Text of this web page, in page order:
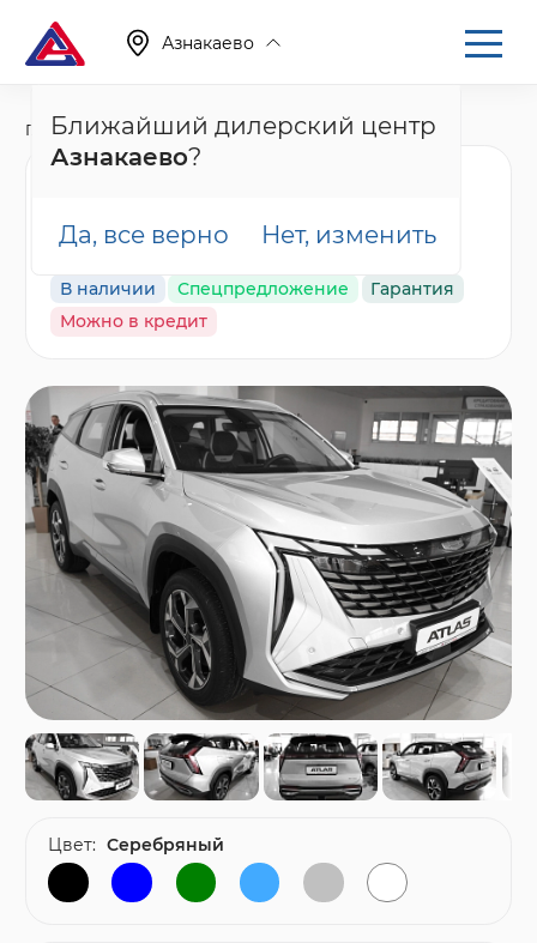
Азнакаево
Ближайший дилерский центр
Азнакаево?
Да, все верно Нет, изменить
Главная Каталог Новые автомобили Atlas, II
серебряный
В наличии Спецпредложение
Гарантия
Можно в кредит
Цвет: Серебряный